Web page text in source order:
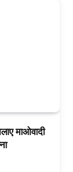
माओवादी